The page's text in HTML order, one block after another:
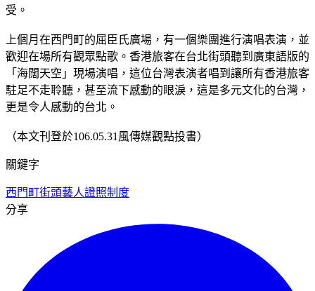
受。
上個月在西門町的屈臣氏廣場，有一個樂團進行演唱表演，並
歡迎在場所有觀眾點歌。香港旅客在台北街頭聽到廣東語版的
「海闊天空」現場演唱，這位台灣表演者唱到讓所有香港旅客
駐足不走聆聽，甚至流下感動的眼淚，這是多元文化的台灣，
更是令人感動的台北。
（本文刊登於106.05.31風傳媒觀點投書）
關鍵字
西門町街頭藝人證照制度
分享